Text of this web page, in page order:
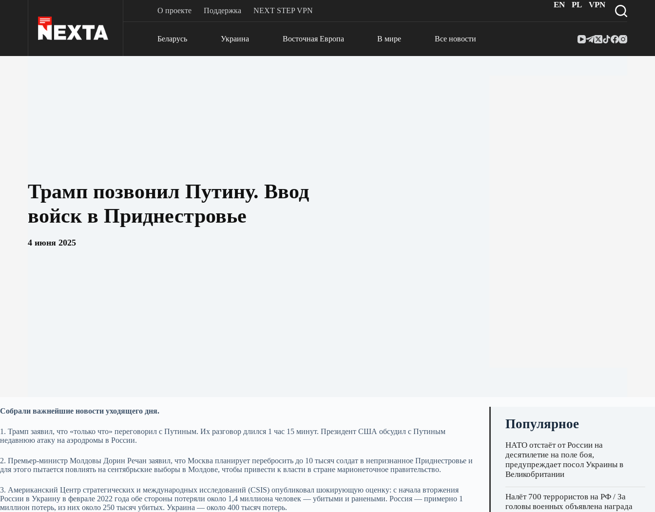
О проекте Поддержка NEXT STEP VPN
EN PL VPN
Беларусь Украина Восточная Европа В мире Все новости
Трамп позвонил Путину. Ввод
войск в Приднестровье
4 июня 2025
Собрали важнейшие новости уходящего дня.
1. Трамп заявил, что «только что» переговорил с Путиным. Их разговор длился 1 час 15 минут. Президент США обсудил с Путиным
недавнюю атаку на аэродромы в России.
2. Премьер-министр Молдовы Дорин Речан заявил, что Москва планирует перебросить до 10 тысяч солдат в непризнанное Приднестровье и
для этого пытается повлиять на сентябрьские выборы в Молдове, чтобы привести к власти в стране марионеточное правительство.
3. Американский Центр стратегических и международных исследований (CSIS) опубликовал шокирующую оценку: с начала вторжения
России в Украину в феврале 2022 года обе стороны потеряли около 1,4 миллиона человек — убитыми и ранеными. Россия — примерно 1
миллион потерь, из них около 250 тысяч убитых. Украина — около 400 тысяч потерь.
Популярное
НАТО отстаёт от России на
десятилетие на поле боя,
предупреждает посол Украины в
Великобритании
Налёт 700 террористов на РФ / За
головы военных объявлена награда